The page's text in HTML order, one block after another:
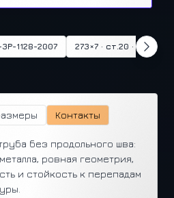
3Р-1128-2007 273×7 · ст.20 · ТУ 14-
Контакты
без продольного шва:
ровная геометрия,
и стойкость к перепадам